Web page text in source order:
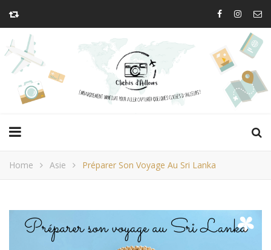
Home Asie Préparer Son Voyage Au Sri Lanka